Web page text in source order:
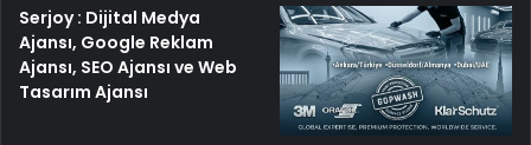
Serjoy : Dijital Medya
Ajansı, Google Reklam
Ajansı, SEO Ajansı ve Web
Tasarım Ajansı